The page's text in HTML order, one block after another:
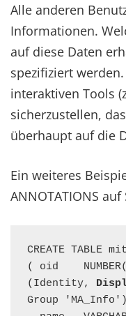
Alle anderen
Informationen.
auf diese Daten
spezifiziert
interaktiven Tools
sicherzustellen,
überhaupt auf die
Ein weiteres
ANNOTATIONS
CREATE TABLE
( oid
(Identity,
Group